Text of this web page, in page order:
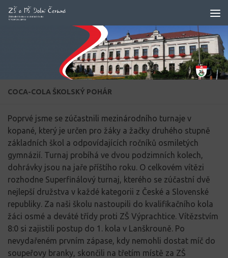
Skip to content
COCA-COLA ŠKOLSKÝ POHÁR
Poprvé jsme se zúčastnili mezinárodního turnaje v
kopané, který je určen pro žáky a žačky druhého stupně
základních škol a odpovídajících ročníků osmiletých
gymnázií. Turnaj probíhá ve dvou podzimních kolech,
dohrávky jsou na jaře příštího roku. O celkovém vítězi
rozhodne Superfinálový turnaj, kterého se zúčastní dvě
nejlepší družstva v každé kategorii z České a Slovenské
republiky. Za naši školu nastoupili do kvalifikačního kola
žáci osmé a deváté třídy proti ZŠ Výprachtice. Vítězstvím
8:0 si zajistili postup do 1. kola v Lanškrouně. Po
nevydařeném prvním zápase, kdy nemohli dostat míč do
soupeřovy branky, skončili na třetím místě za ZŠ